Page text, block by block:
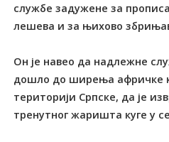
службе задужене за
лешева и за њихово
Он је навео да надлежне
дошло до ширења афричке
територији Српске, да је
тренутног жаришта куге у